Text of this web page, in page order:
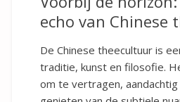
echo van Chinese
De Chinese theecultuur is
traditie, kunst en filosofie.
om te vertragen,